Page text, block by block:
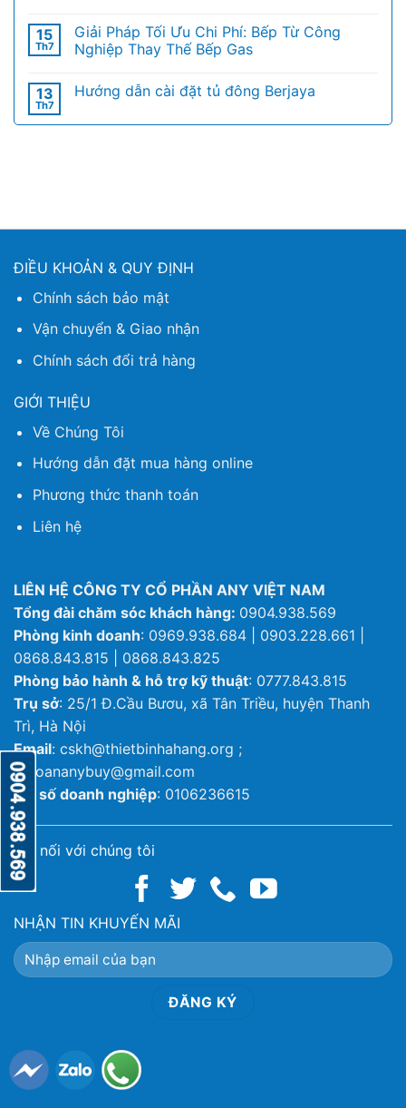
15
Th7
Giải Pháp Tối Ưu Chi Phí: Bếp Từ Công
Nghiệp Thay Thế Bếp Gas
13
Th7
Hướng dẫn cài đặt tủ đông Berjaya
ĐIỀU KHOẢN & QUY ĐỊNH
Chính sách bảo mật
Vận chuyển & Giao nhận
Chính sách đổi trả hàng
GIỚI THIỆU
Về Chúng Tôi
Hướng dẫn đặt mua hàng online
Phương thức thanh toán
Liên hệ
LIÊN HỆ CÔNG TY CỔ PHẦN ANY VIỆT NAM
Tổng đài chăm sóc khách hàng: 0904.938.569
Phòng kinh doanh: 0969.938.684 | 0903.228.661 |
0868.843.815 | 0868.843.825
Phòng bảo hành & hỗ trợ kỹ thuật: 0777.843.815
Trụ sở: 25/1 Đ.Cầu Bươu, xã Tân Triều, huyện Thanh
Trì, Hà Nội
Email: cskh@thietbinhahang.org ;
ketoananybuy@gmail.com
Mã số doanh nghiệp: 0106236615
Kết nối với chúng tôi
NHẬN TIN KHUYẾN MÃI